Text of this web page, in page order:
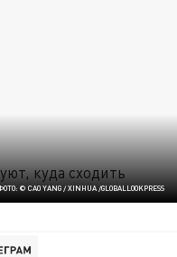
© CAO YANG / XINHUA /GLOBALLOOKPRESS